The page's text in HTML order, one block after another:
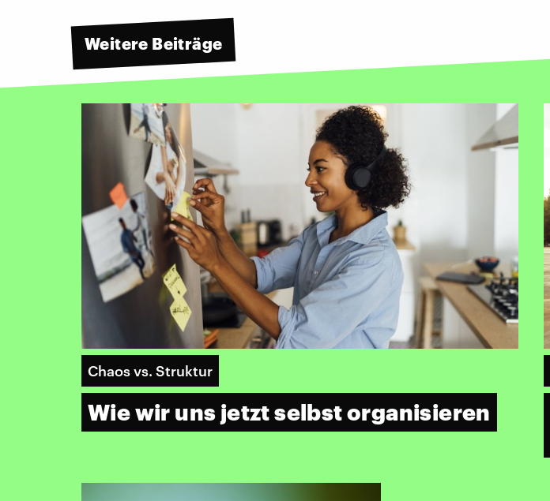
Weitere Beiträge
Chaos vs. Struktur
Wie wir uns jetzt selbst organisieren